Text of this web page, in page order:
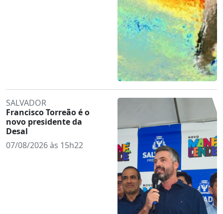
SALVADOR
Francisco Torreão é o
novo presidente da
Desal
07/08/2026 às 15h22